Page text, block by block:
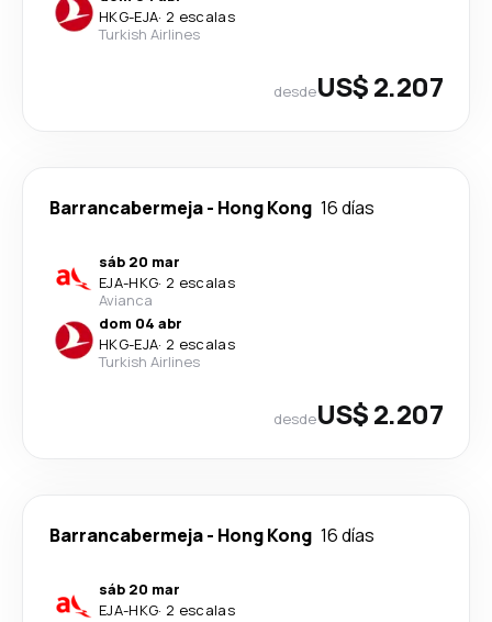
HKG-EJA· 2 escalas
Turkish Airlines
desdeUS$ 2.207
Barrancabermeja- Hong Kong 16 días
sáb 20 mar
EJA-HKG· 2 escalas
Avianca
dom 04 abr
HKG-EJA· 2 escalas
Turkish Airlines
desdeUS$ 2.207
Barrancabermeja- Hong Kong 16 días
sáb 20 mar
EJA-HKG· 2 escalas